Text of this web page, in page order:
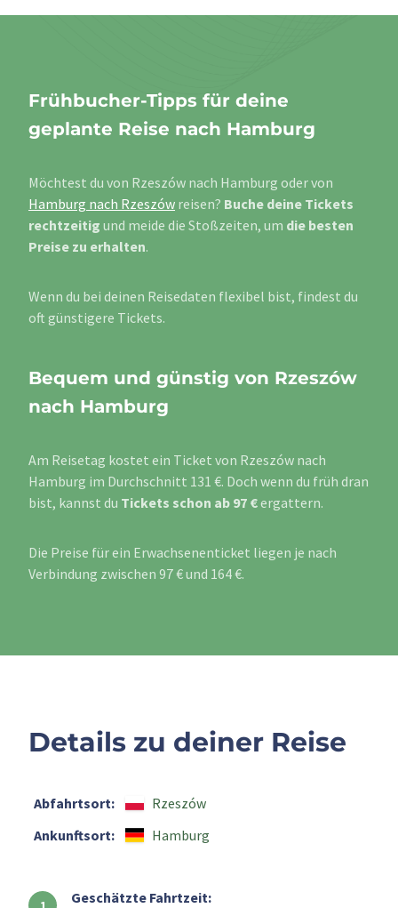
Frühbucher-Tipps für deine
geplante Reise nach Hamburg
Möchtest du von Rzeszów nach Hamburg oder von
Hamburg nach Rzeszów reisen? Buche deine Tickets
rechtzeitig und meide die Stoßzeiten, um die besten
Preise zu erhalten.
Wenn du bei deinen Reisedaten flexibel bist, findest du
oft günstigere Tickets.
Bequem und günstig von Rzeszów
nach Hamburg
Am Reisetag kostet ein Ticket von Rzeszów nach
Hamburg im Durchschnitt 131 €. Doch wenn du früh dran
bist, kannst du Tickets schon ab 97 €ergattern.
Die Preise für ein Erwachsenenticket liegen je nach
Verbindung zwischen 97 € und 164 €.
Details zu deiner Reise
Abfahrtsort:
Rzeszów
Ankunftsort:
Hamburg
Geschätzte Fahrtzeit: